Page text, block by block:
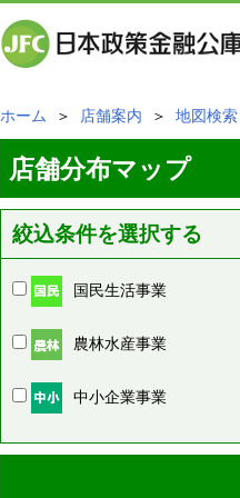
ホーム ＞ 店舗案内 ＞ 地図検索
店舗分布マップ
絞込条件を選択する
国民生活事業
農林水産事業
中小企業事業